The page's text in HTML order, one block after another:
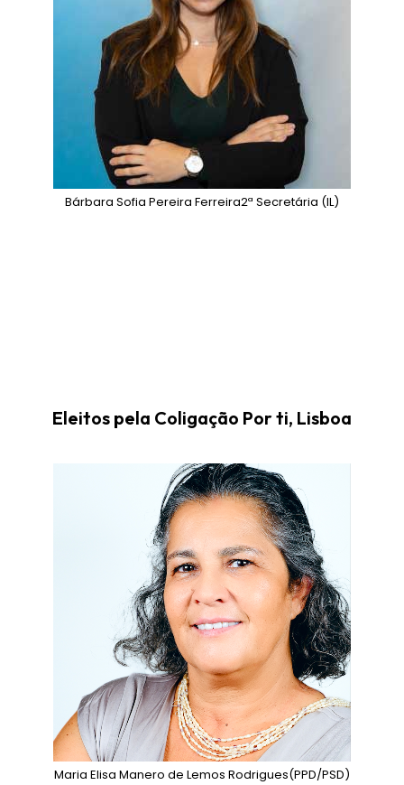
Bárbara Sofia Pereira Ferreira2ª Secretária (IL)
Eleitos pela Coligação Por ti, Lisboa
Maria Elisa Manero de Lemos Rodrigues(PPD/PSD)